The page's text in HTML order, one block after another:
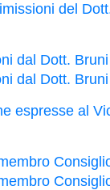
del
dal Dott. Bruni
dal Dott.
espresse al